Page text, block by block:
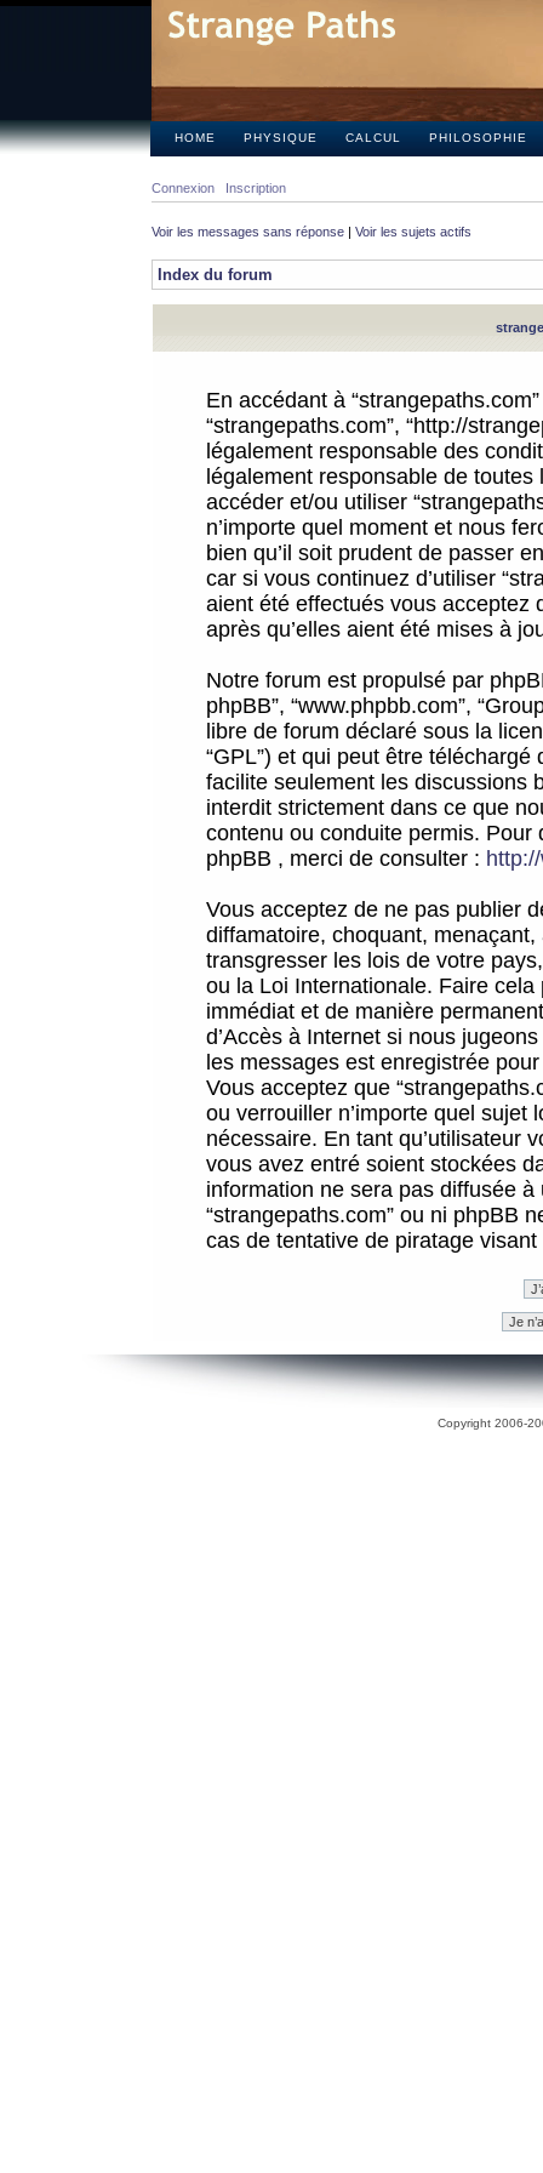
HOME PHYSIQUE CALCUL PHILOSOPHIE
Connexion Inscription
Voir les messages sans réponse | Voir les sujets actifs
Index du forum
En accédant à
“strangepaths.com”, “http://
légalement responsable des
légalement responsable de
accéder et/ou utiliser
n’importe quel moment et nous
bien qu’il soit prudent de passer
car si vous continuez d’utiliser
aient été effectués vous acceptez
après qu’elles aient été mises à
Notre forum est propulsé par
phpBB”, “www.phpbb.com”,
libre de forum déclaré sous la
“GPL”) et qui peut être téléchargé
facilite seulement les discussions
interdit strictement dans ce que
contenu ou conduite permis.
phpBB , merci de consulter :
Vous acceptez de ne pas publier
diffamatoire, choquant,
transgresser les lois de votre
ou la Loi Internationale. Faire
immédiat et de manière
d’Accès à Internet si nous
les messages est enregistrée
Vous acceptez que
ou verrouiller n’importe quel sujet
nécessaire. En tant qu’utilisateur
vous avez entré soient stockées
information ne sera pas diffusée
“strangepaths.com” ou ni phpBB
cas de tentative de piratage
Copyright 2006-